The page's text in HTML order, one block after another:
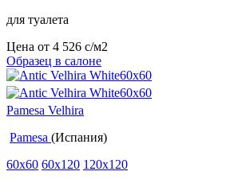
для туалета
Цена от 4 526 c/м2
Образец в салоне
Pamesa Velhira
Pamesa (Испания)
60x60 60x120 120x120